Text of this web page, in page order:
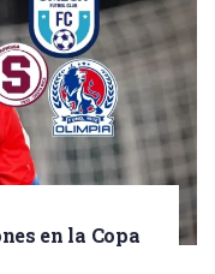
en la Copa